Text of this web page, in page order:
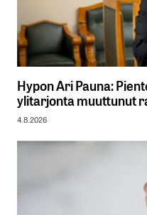
Hypon Ari Pauna:
ylitarjonta muuttunut
4.8.2026